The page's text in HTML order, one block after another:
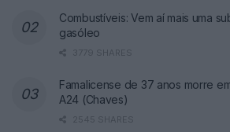
Combustíveis: Vem aí mais uma
gasóleo
3779 SHARES
Famalicense de 37 anos morre
A24 (Chaves)
2545 SHARES